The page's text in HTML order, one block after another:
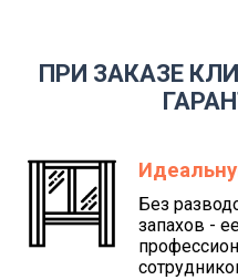
ПРИ ЗАКАЗЕ
Без
запахов -